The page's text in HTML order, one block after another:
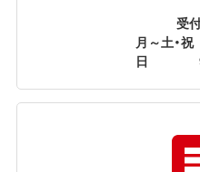
受
月～土・祝
日